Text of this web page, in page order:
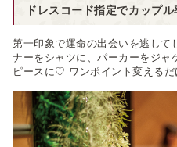
ドレスコード指定でカップル
第一印象で運命の出会いを逃して
ナーをシャツに、パーカーをジ
ピースに♡ ワンポイント変える